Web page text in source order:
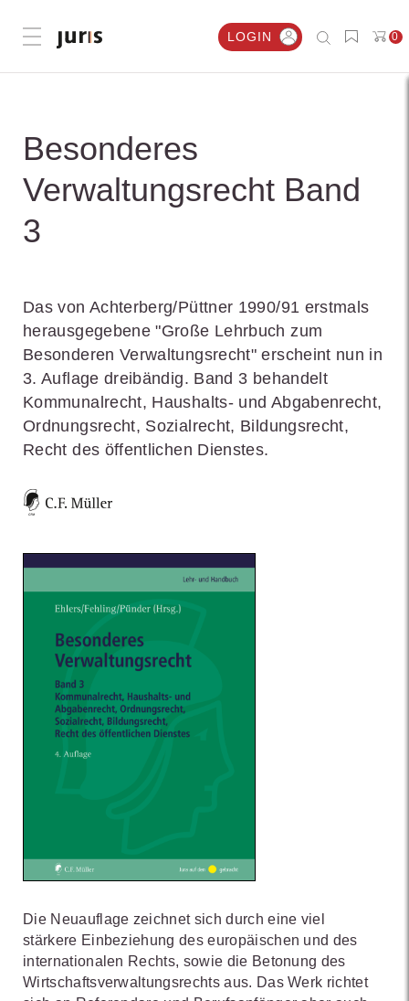
Menü öffnen LOGIN 0
Besonderes
Verwaltungsrecht Band
3
Das von Achterberg/Püttner 1990/91 erstmals
herausgegebene "Große Lehrbuch zum
Besonderen Verwaltungsrecht" erscheint nun in
3. Auflage dreibändig. Band 3 behandelt
Kommunalrecht, Haushalts- und Abgabenrecht,
Ordnungsrecht, Sozialrecht, Bildungsrecht,
Recht des öffentlichen Dienstes.
Die Neuauflage zeichnet sich durch eine viel
stärkere Einbeziehung des europäischen und des
internationalen Rechts, sowie die Betonung des
Wirtschaftsverwaltungsrechts aus. Das Werk richtet